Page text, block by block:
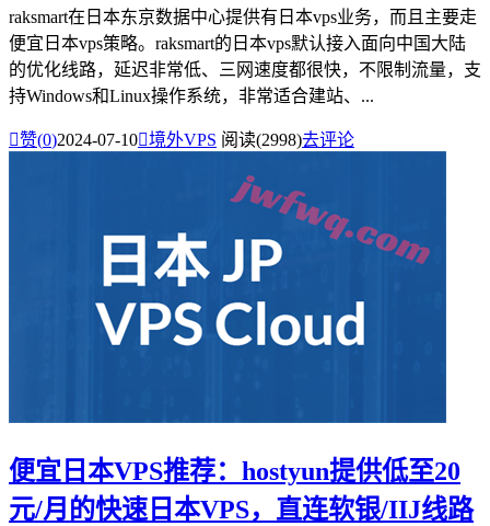
raksmart在日本东京数据中心提供有日本vps业务，而且主要走
便宜日本vps策略。raksmart的日本vps默认接入面向中国大陆
的优化线路，延迟非常低、三网速度都很快，不限制流量，支
持Windows和Linux操作系统，非常适合建站、...
赞(0)2024-07-10境外VPS 阅读(2998)去评论
便宜日本VPS推荐：hostyun提供低至20
元/月的快速日本VPS，直连软银/IIJ线路